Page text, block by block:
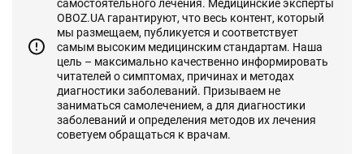
самостоятельного лечения. Медицинские эксперты
OBOZ.UA гарантируют, что весь контент, который
мы размещаем, публикуется и соответствует
самым высоким медицинским стандартам. Наша
цель – максимально качественно информировать
читателей о симптомах, причинах и методах
диагностики заболеваний. Призываем не
заниматься самолечением, а для диагностики
заболеваний и определения методов их лечения
советуем обращаться к врачам.